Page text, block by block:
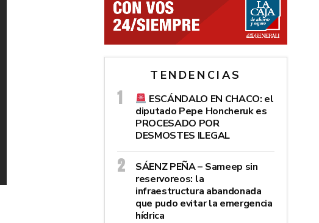
TENDENCIAS
ESCÁNDALO EN CHACO: el
diputado Pepe Honcheruk es
PROCESADO POR
DESMOSTES ILEGAL
SÁENZ PEÑA – Sameep sin
reservoreos: la
infraestructura abandonada
que pudo evitar la emergencia
hídrica